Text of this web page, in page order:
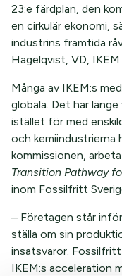
23:e färdplan, den
en cirkulär ekonomi,
industrins framtida
Hagelqvist, VD, IKEM.
Många av IKEM:s
globala. Det har
istället för med
och kemiindustrierna
kommissionen,
Transition Pathway
inom Fossilfritt
– Företagen står
ställa om sin
insatsvaror. Fossilfritt
IKEM:s acceleration